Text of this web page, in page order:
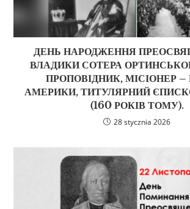
ДЕНЬ НАРОДЖЕННЯ
ВЛАДИКИ СОТЕРА
ПРОПОВІДНИК, МІСІОНЕР –
АМЕРИКИ, ТИТУЛЯРНИЙ
(160 РОКІВ ТОМУ).
28 stycznia 2026